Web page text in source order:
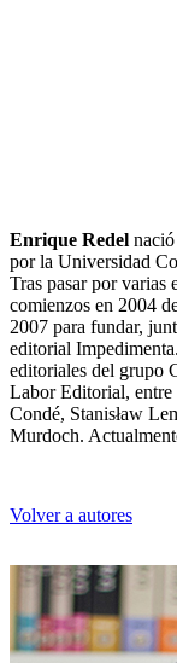
Enrique Redel
por la Universidad
Tras pasar por varias
comienzos en 2004
2007 para fundar,
editorial
editoriales del grupo
Labor Editorial, entre
Condé, Stanisław
Murdoch.
Volver a autores